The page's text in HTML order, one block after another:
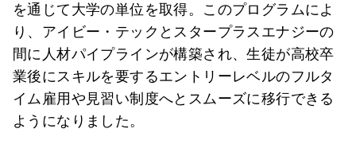
を通じて大学の単位を取得。このプログラムによ
り、アイビー・テックとスタープラスエナジーの
間に人材パイプラインが構築され、生徒が高校卒
業後にスキルを要するエントリーレベルのフルタ
イム雇用や見習い制度へとスムーズに移行できる
ようになりました。